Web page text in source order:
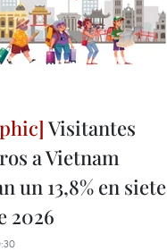
Visitantes
a Vietnam
un 13,8% en siete
2026